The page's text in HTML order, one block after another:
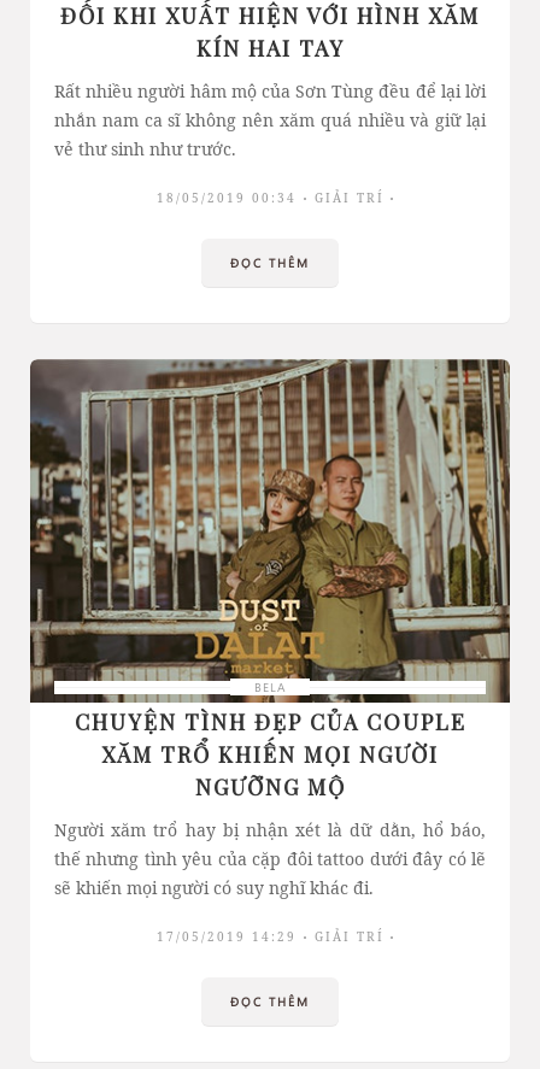
ĐỐI KHI XUẤT HIỆN VỚI HÌNH XĂM
KÍN HAI TAY
Rất nhiều người hâm mộ của Sơn Tùng đều để lại lời
nhắn nam ca sĩ không nên xăm quá nhiều và giữ lại
vẻ thư sinh như trước.
18/05/2019 00:34 GIẢI TRÍ
ĐỌC THÊM
BELA
CHUYỆN TÌNH ĐẸP CỦA COUPLE
XĂM TRỔ KHIẾN MỌI NGƯỜI
NGƯỠNG MỘ
Người xăm trổ hay bị nhận xét là dữ dằn, hổ báo,
thế nhưng tình yêu của cặp đôi tattoo dưới đây có lẽ
sẽ khiến mọi người có suy nghĩ khác đi.
17/05/2019 14:29 GIẢI TRÍ
ĐỌC THÊM